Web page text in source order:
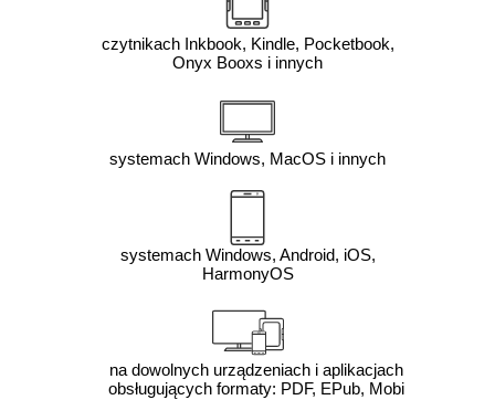
czytnikach Inkbook, Kindle, Pocketbook,
Onyx Booxs i innych
systemach Windows, MacOS i innych
systemach Windows, Android, iOS,
HarmonyOS
na dowolnych urządzeniach i aplikacjach
obsługujących formaty: PDF, EPub, Mobi